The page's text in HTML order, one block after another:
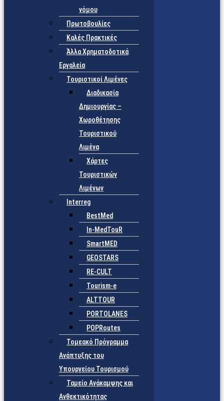
νόμου
Πρωτοβουλίες
Καλές Πρακτικές
Άλλα Χρηματοδοτικά
Εργαλεία
Τουριστικοί Λιμένες
Διαδικασία
Δημιουργίας –
Χωροθέτησης
Τουριστικού
Λιμένα
Χάρτες
Τουριστικών
Λιμένων
Interreg
BestMed
In-MedTouR
SmartMED
GEOSTARS
RE-CULT
Tourism-e
ALTTOUR
PORTOLANES
POPRoutes
Τομεακό Πρόγραμμα
Ανάπτυξης του
Υπουργείου Τουρισμού
Ταμείο Ανάκαμψης και
Ανθεκτικότητας